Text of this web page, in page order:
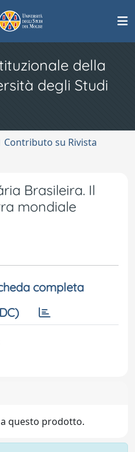
della
degli Studi
Contributo su Rivista
Brasileira. Il
mondiale
completa
questo prodotto.